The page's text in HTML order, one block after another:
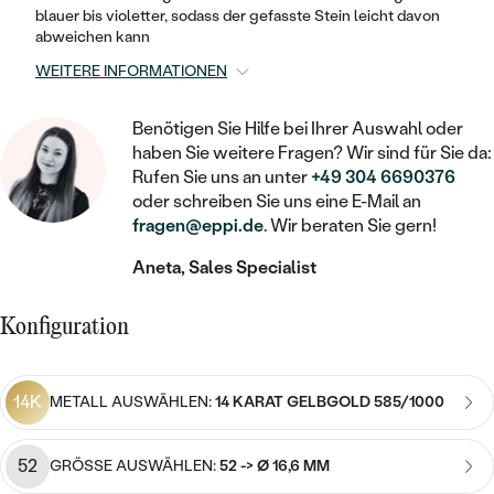
MIT FÜLLUNG
IM SET
NACH PREIS
GÜNSTIG
LUXURIÖSE
LAB GROWN DIAMANTEN ZUM
EINFASSEN
NACH EDELSTEIN
MIT DIAMANT
MIT LAB GROWN DIAMANT
MIT MOISSANIT
MIT FARBIGEN DIAMANTEN
MIT SCHWARZEN DIAMANTEN
SCHMUCK FÜR KINDER
SCHMUCKZUBEHÖR
NACH MATERIAL
SILBER
NACH STEIN
DIAMANTSCHMUCK
KINDER
PIERCINGS
NACH STEIN
MIT DIAMANT
MIT EDELSTEIN
PREISWERTE
LUXURIÖSE
MEDAILLON
HERZKETTEN
MIT TIEREN
NACH EDELSTEIN
MIT DIAMANT
PERLENKETTEN
NACH PREIS
NACH EDELSTEIN
MIT DIAMANT
MIT EDELSTEIN
PERLENRINGE
NACH PREIS
PREISWERTE
blauer bis violetter, sodass der gefasste Stein leicht davon
abweichen kann
WEITERE INFORMATIONEN
Benötigen Sie Hilfe bei Ihrer Auswahl oder
haben Sie weitere Fragen? Wir sind für Sie da:
Rufen Sie uns an unter+49 304 6690376
oder schreiben Sie uns eine E-Mail an
fragen@eppi.de. Wir beraten Sie gern!
Aneta, Sales Specialist
Konfiguration
14K METALL AUSWÄHLEN:14 KARAT GELBGOLD 585/1000
52 GRÖSSE AUSWÄHLEN:52 -> Ø 16,6 MM